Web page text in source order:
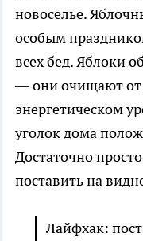
новоселье.
особым
всех бед. Яблоки
— они очищают от
энергетическом
уголок дома
Достаточно
поставить на
Лайфхак: